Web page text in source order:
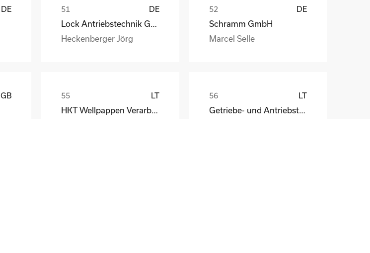
DE DE
Heckenberger Jörg
DE
Schramm GmbH
Marcel Selle
GB LT
HKT Wellpappen Verarbeitung GmbH
LT
Getriebe- und Antriebstechnik Wernigerode